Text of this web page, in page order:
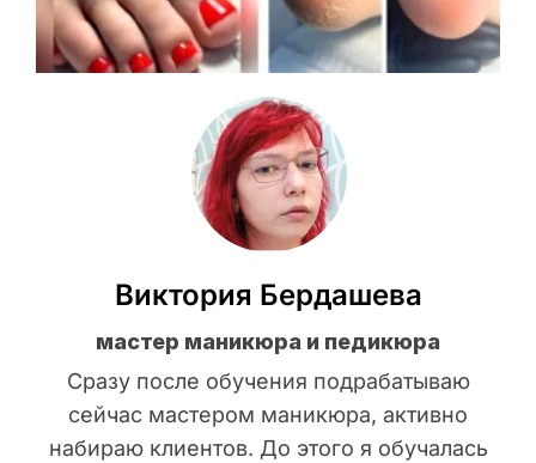
Виктория Бердашева
мастер маникюра и педикюра
Сразу после обучения подрабатываю
сейчас мастером маникюра, активно
набираю клиентов. До этого я обучалась